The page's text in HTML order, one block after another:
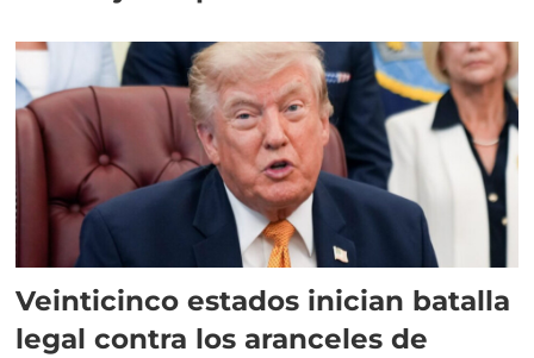
Veinticinco estados inician batalla
legal contra los aranceles de